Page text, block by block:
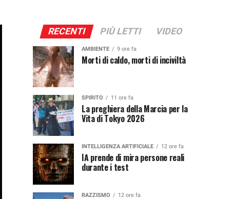
RECENTI PIÙ LETTI VIDEO
AMBIENTE 9 ore fa
Morti di caldo, morti di inciviltà
SPIRITO 11 ore fa
La preghiera della Marcia per la
Vita di Tokyo 2026
INTELLIGENZA ARTIFICIALE 12 ore fa
IA prende di mira persone reali
durante i test
RAZZISMO 12 ore fa